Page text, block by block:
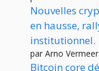
Nouvelles
en hausse,
institutionnel.
par Arno Vermeer
Bitcoin core